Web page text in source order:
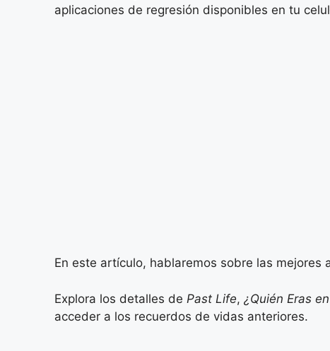
aplicaciones de regresión disponibles en tu
En este artículo, hablaremos sobre las
Explora los detalles de Past Life, ¿Quién Eras
acceder a los recuerdos de vidas anteriores.